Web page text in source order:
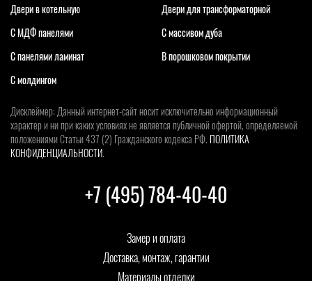
+7 (495) 784-40-40
Замер и оплата
Доставка, монтаж, гарантии
Материалы отделки
Двери в котельную
Двери для трансформаторной
С МДФ панелями
С массивом дуба
С панелями ламинат
В порошковом покрытии
С молдингом
Дисклеймер: Данный интернет-сайт носит исключительно информационный
характер и ни при каких условиях не является публичной офертой, определяемой
положениями Статьи 437 (2) Гражданского кодекса РФ. ПОЛИТИКА
КОНФИДЕНЦИАЛЬНОСТИ.